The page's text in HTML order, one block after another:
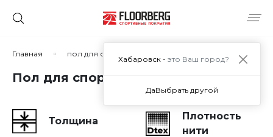
Главная пол для спортзала
Пол для спортзала в Хабаровске
Толщина
Плотность
нити
Сбросить
Хабаровск - это Ваш город?
ДаВыбрать другой